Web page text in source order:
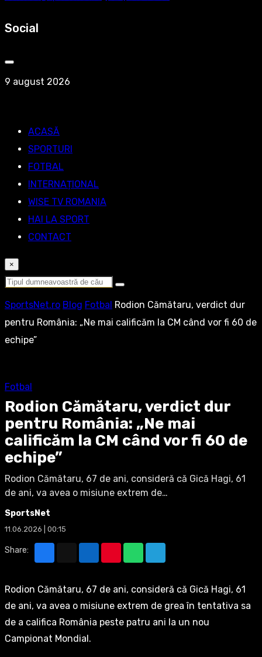
Social
9 august 2026
ACASĂ
SPORTURI
FOTBAL
INTERNAȚIONAL
WISE TV ROMANIA
HAI LA SPORT
CONTACT
×
SportsNet.ro Blog Fotbal Rodion Cămătaru, verdict dur
pentru România: „Ne mai calificăm la CM când vor fi 60 de
echipe”
Fotbal
Rodion Cămătaru, verdict dur
pentru România: „Ne mai
calificăm la CM când vor fi 60 de
echipe”
Rodion Cămătaru, 67 de ani, consideră că Gică Hagi, 61
de ani, va avea o misiune extrem de…
SportsNet
11.06.2026 | 00:15
Share:
Rodion Cămătaru, 67 de ani, consideră că Gică Hagi, 61
de ani, va avea o misiune extrem de grea în tentativa sa
de a califica România peste patru ani la un nou
Campionat Mondial.